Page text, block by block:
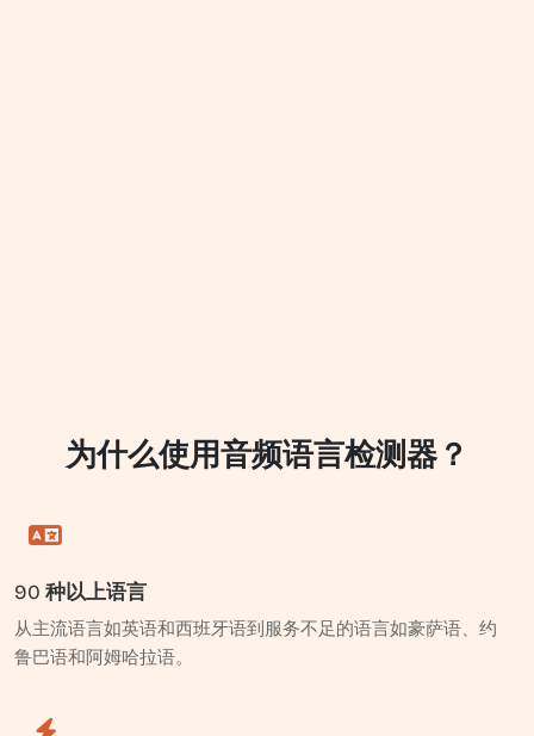
为什么使用音频语言检测器？
90 种以上语言
从主流语言如英语和西班牙语到服务不足的语言如豪萨语、约
鲁巴语和阿姆哈拉语。